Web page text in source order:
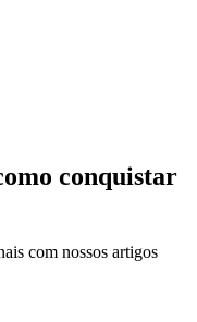
conquistar
com nossos artigos